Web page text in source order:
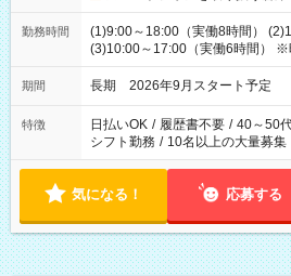
勤務時間
(1)9:00～18:00（実働8時間）
(3)10:00～17:00（実働6時間）
期間 長期 2026年9月スタート予定
特徴 日払いOK / 履歴書不要 / 40～50
シフト勤務 / 10名以上の大量募集
気になる！ 応募する